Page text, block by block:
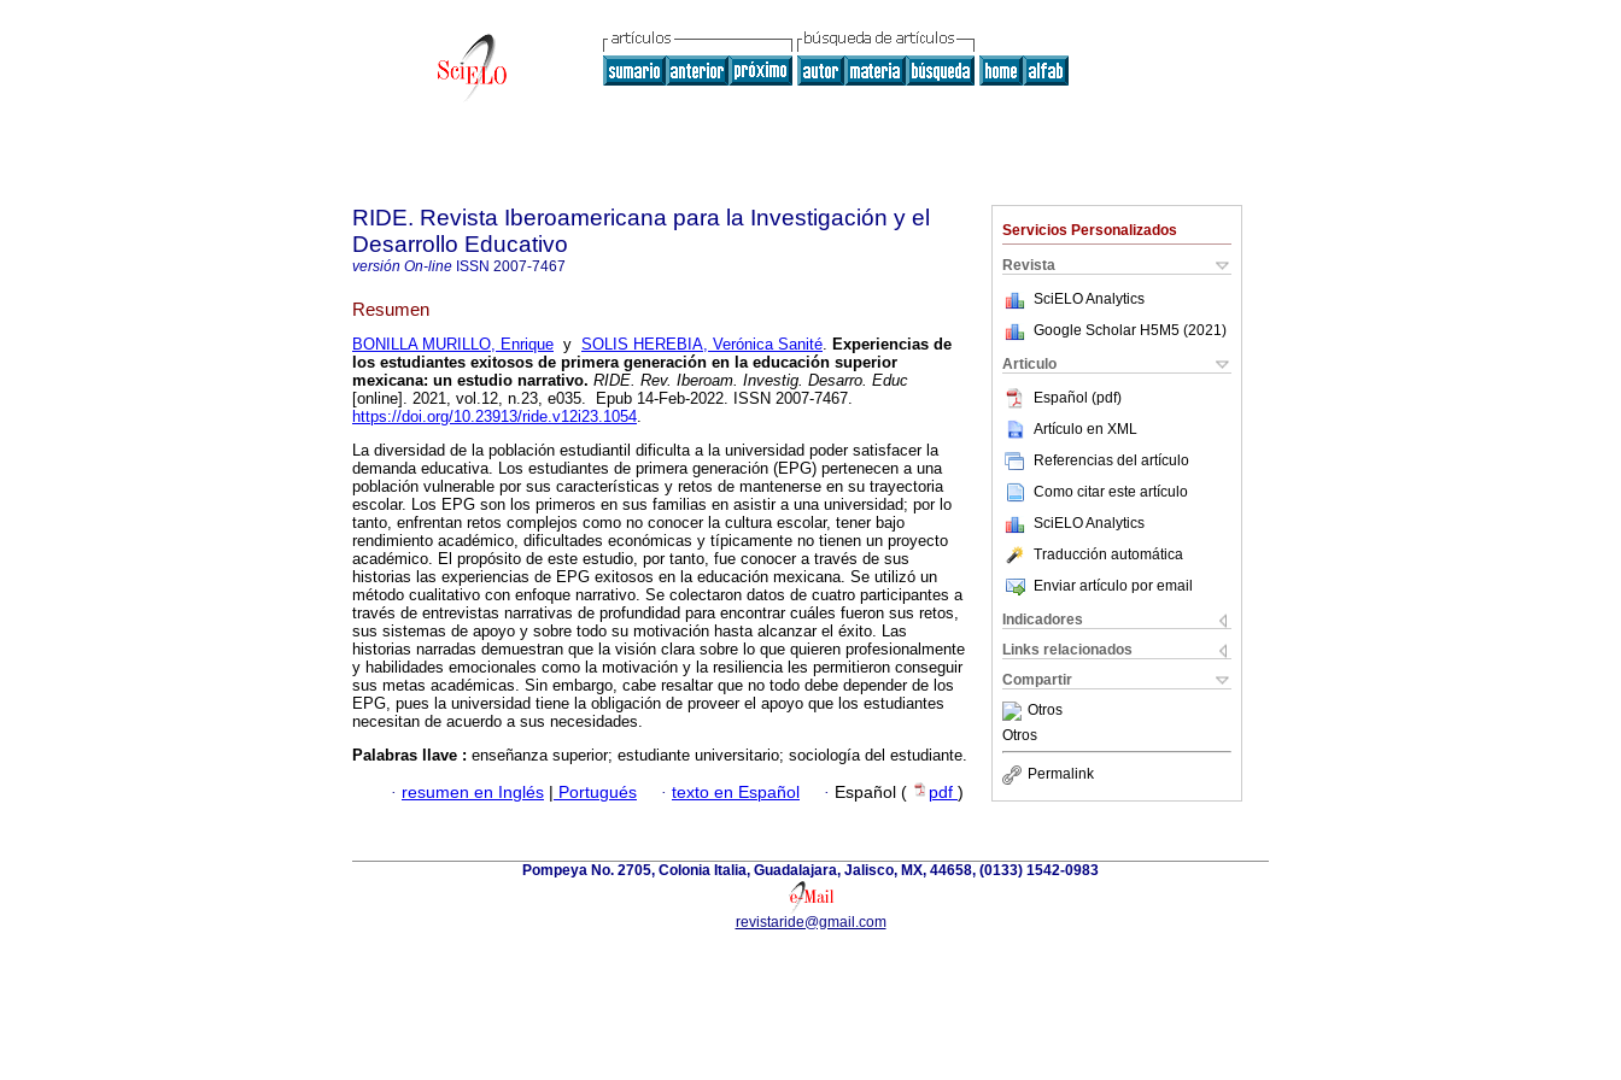
Servicios Personalizados
Revista
SciELO Analytics
Google Scholar H5M5 (2021 )
Articulo
Español (pdf)
Artículo en XML
Referencias del artículo
Como citar este artículo
SciELO Analytics
Traducción automática
Enviar artículo por email
Indicadores
Links relacionados
Compartir
Otros
Otros
Permalink
RIDE. Revista Iberoamericana para la Investigación y el
Desarrollo Educativo
versión On-line ISSN 2007-7467
Resumen
BONILLA MURILLO, Enrique y SOLIS HEREBIA, Verónica Sanité. Experiencias de
los estudiantes exitosos de primera generación en la educación superior
mexicana: un estudio narrativo. RIDE. Rev. Iberoam. Investig. Desarro. Educ
[online]. 2021, vol.12, n.23, e035. Epub 14-Feb-2022. ISSN 2007-7467.
https://doi.org/10.23913/ride.v12i23.1054.
La diversidad de la población estudiantil dificulta a la universidad poder satisfacer la
demanda educativa. Los estudiantes de primera generación (EPG) pertenecen a una
población vulnerable por sus características y retos de mantenerse en su trayectoria
escolar. Los EPG son los primeros en sus familias en asistir a una universidad; por lo
tanto, enfrentan retos complejos como no conocer la cultura escolar, tener bajo
rendimiento académico, dificultades económicas y típicamente no tienen un proyecto
académico. El propósito de este estudio, por tanto, fue conocer a través de sus
historias las experiencias de EPG exitosos en la educación mexicana. Se utilizó un
método cualitativo con enfoque narrativo. Se colectaron datos de cuatro participantes a
través de entrevistas narrativas de profundidad para encontrar cuáles fueron sus retos,
sus sistemas de apoyo y sobre todo su motivación hasta alcanzar el éxito. Las
historias narradas demuestran que la visión clara sobre lo que quieren profesionalmente
y habilidades emocionales como la motivación y la resiliencia les permitieron conseguir
sus metas académicas. Sin embargo, cabe resaltar que no todo debe depender de los
EPG, pues la universidad tiene la obligación de proveer el apoyo que los estudiantes
necesitan de acuerdo a sus necesidades.
Palabras llave : enseñanza superior; estudiante universitario; sociología del estudiante.
· resumen en Inglés | Portugués · texto en Español · Español ( pdf )
Pompeya No. 2705, Colonia Italia, Guadalajara, Jalisco, MX, 44658, (0133) 1542-0983
revistaride@gmail.com